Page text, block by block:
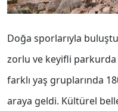
Doğa sporlarıyla
zorlu ve keyifli parkurda
farklı yaş gruplarında
araya geldi. Kültürel